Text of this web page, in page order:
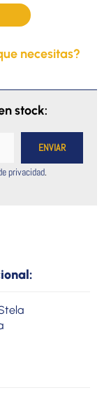
necesitas?
stock:
privacidad.